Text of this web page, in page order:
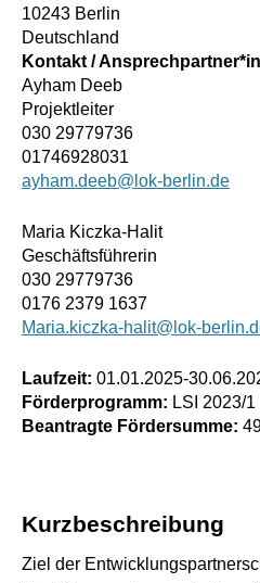
10243 Berlin
Deutschland
Kontakt / Ansprechpartner*in
Ayham Deeb
Projektleiter
030 29779736
01746928031
ayham.deeb@lok-berlin.de
Maria Kiczka-Halit
Geschäftsführerin
030 29779736
0176 2379 1637
Maria.kiczka-halit@lok-
Laufzeit: 01.01.2025-
Förderprogramm: LSI 2023/
Beantragte Fördersumme:
Kurzbeschreibung
Ziel der